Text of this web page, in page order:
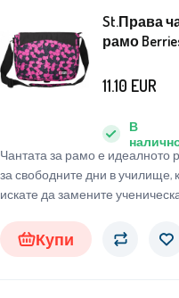
St.Права
рамо
Чантата за рамо е идеалното
за свободните дни в училище,
искате да замените
В
11.10 EUR
Купи